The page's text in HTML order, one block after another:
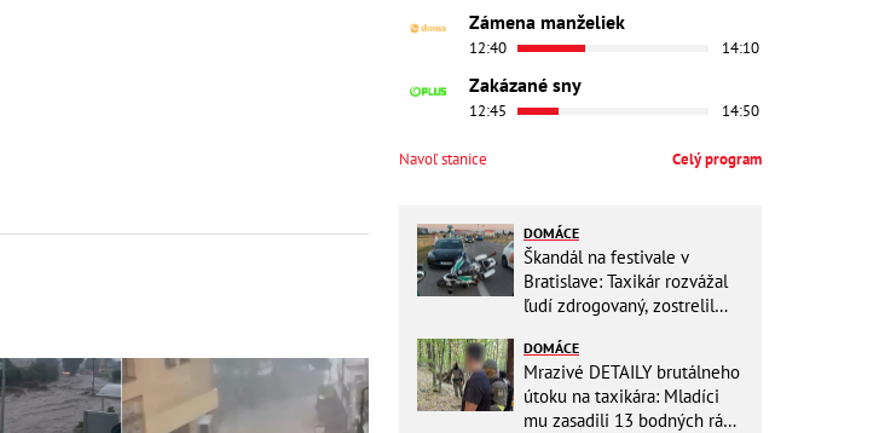
Zámena manželiek
12:40 14:10
Zakázané sny
12:45 14:50
Navoľ stanice Celý program
DOMÁCE
Škandál na festivale v
Bratislave: Taxikár rozvážal
ľudí zdrogovaný, zostrelil
DOMÁCE
Mrazivé DETAILY brutálneho
útoku na taxikára: Mladíci
mu zasadili 13 bodných rán!